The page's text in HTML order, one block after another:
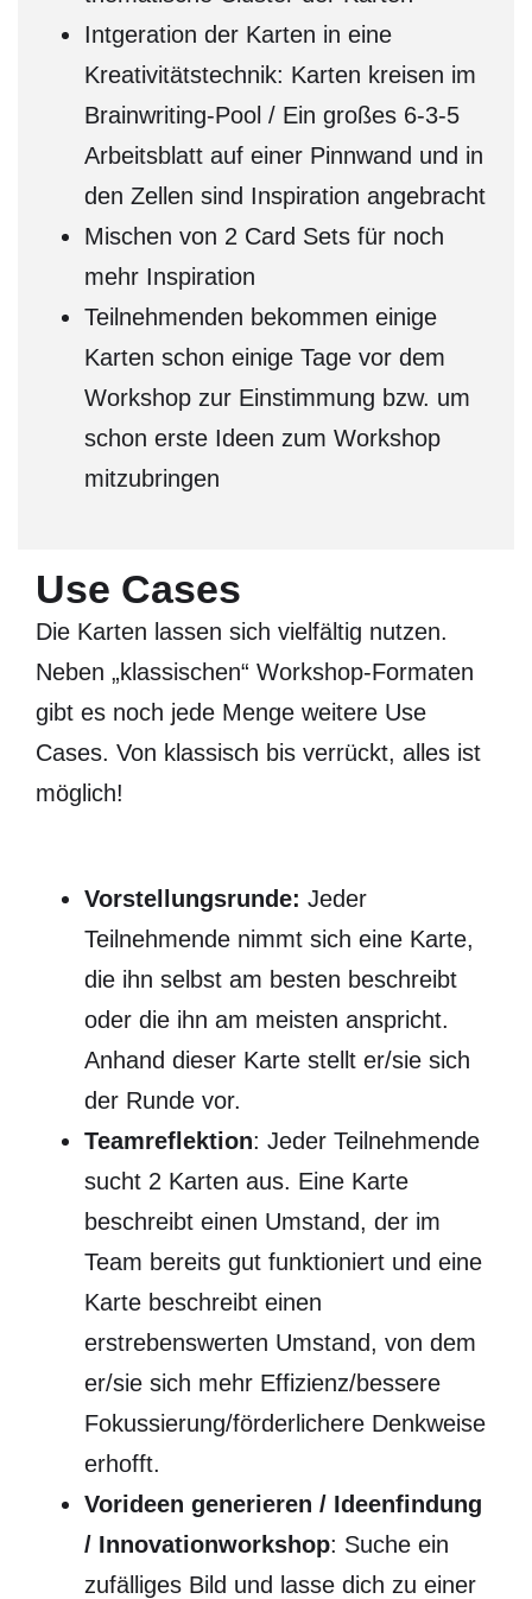
Intgeration der Karten in eine
Kreativitätstechnik: Karten kreisen im
Brainwriting-Pool / Ein großes 6-3-5
Arbeitsblatt auf einer Pinnwand und in
den Zellen sind Inspiration angebracht
Mischen von 2 Card Sets für noch
mehr Inspiration
Teilnehmenden bekommen einige
Karten schon einige Tage vor dem
Workshop zur Einstimmung bzw. um
schon erste Ideen zum Workshop
mitzubringen
Use Cases
Die Karten lassen sich vielfältig nutzen.
Neben „klassischen“ Workshop-Formaten
gibt es noch jede Menge weitere Use
Cases. Von klassisch bis verrückt, alles ist
möglich!
Vorstellungsrunde:Jeder
Teilnehmende nimmt sich eine Karte,
die ihn selbst am besten beschreibt
oder die ihn am meisten anspricht.
Anhand dieser Karte stellt er/sie sich
der Runde vor.
Teamreflektion: Jeder Teilnehmende
sucht 2 Karten aus. Eine Karte
beschreibt einen Umstand, der im
Team bereits gut funktioniert und eine
Karte beschreibt einen
erstrebenswerten Umstand, von dem
er/sie sich mehr Effizienz/bessere
Fokussierung/förderlichere Denkweise
erhofft.
Vorideen generieren / Ideenfindung
/ Innovationworkshop: Suche ein
zufälliges Bild und lasse dich zu einer